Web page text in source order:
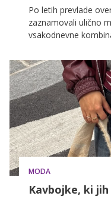
Po letih prevlade
zaznamovali ulično
vsakodnevne
boke in poudarijo
pomladi 2026.
MODA
Kavbojke, ki